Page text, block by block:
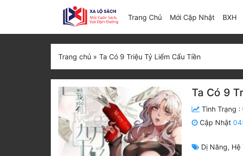
Trang Chủ Mới Cập Nhật(current)
BXH
Trang chủ » Ta Có 9 Triệu Tỷ Liểm Cẩu Tiền
Ta Có 9
Tình Trạng :
Cập Nhật
Dị Năng, Hệ